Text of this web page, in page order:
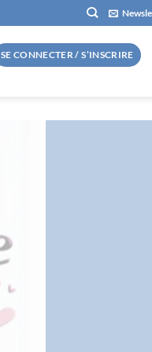
SE CONNECTER / S’INSCRIRE